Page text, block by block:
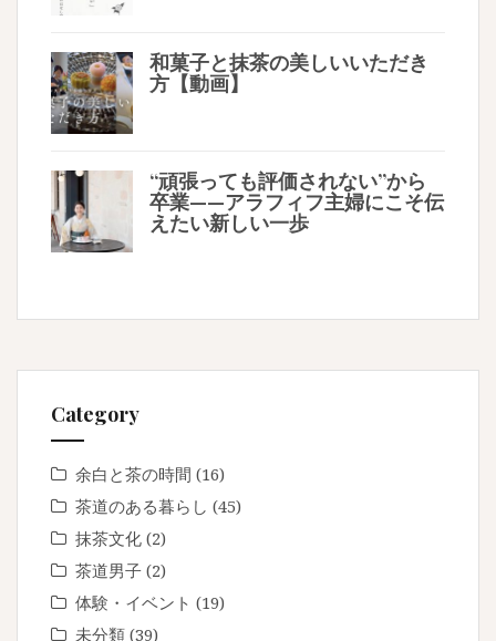
和菓子と抹茶の美しいいただき
方【動画】
“頑張っても評価されない”から
卒業——アラフィフ主婦にこそ伝
えたい新しい一歩
Category
余白と茶の時間 (16)
茶道のある暮らし (45)
抹茶文化 (2)
茶道男子 (2)
体験・イベント (19)
未分類 (39)